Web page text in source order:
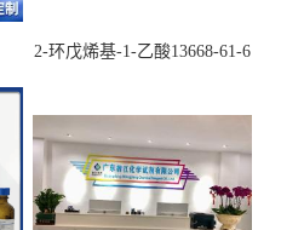
2-环戊烯基-1-乙酸13668-61-6